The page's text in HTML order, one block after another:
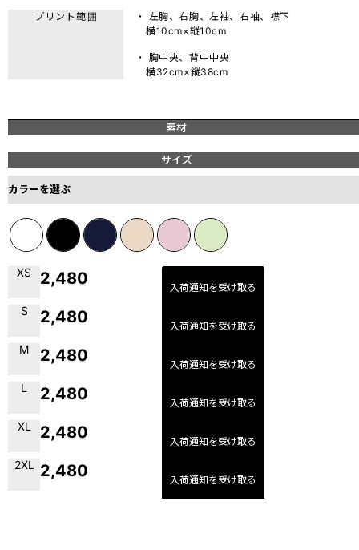
プリント範囲
・ 左胸、右胸、左袖、右袖、襟下
横10cm×縦10cm
・ 胸中央、背中中央
横32cm×縦38cm
素材
サイズ
カラーを選ぶ
XS 2,480 入荷通知を受け取る
S 2,480 入荷通知を受け取る
M 2,480 入荷通知を受け取る
L 2,480 入荷通知を受け取る
XL 2,480 入荷通知を受け取る
2XL 2,480 入荷通知を受け取る